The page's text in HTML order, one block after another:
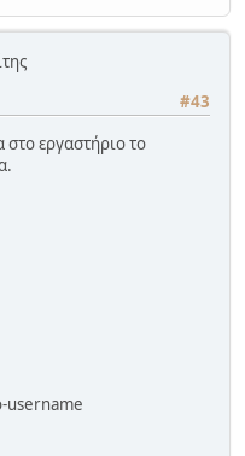
#43
εργαστήριο το
username